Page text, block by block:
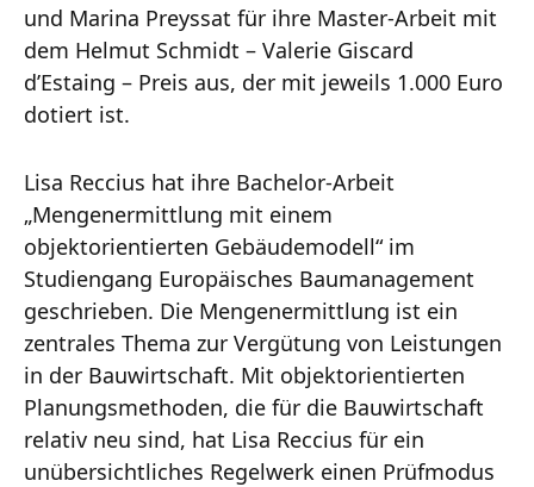
und Marina Preyssat für ihre Master-Arbeit mit
dem Helmut Schmidt – Valerie Giscard
d’Estaing – Preis aus, der mit jeweils 1.000 Euro
dotiert ist.
Lisa Reccius hat ihre Bachelor-Arbeit
„Mengenermittlung mit einem
objektorientierten Gebäudemodell“ im
Studiengang Europäisches Baumanagement
geschrieben. Die Mengenermittlung ist ein
zentrales Thema zur Vergütung von Leistungen
in der Bauwirtschaft. Mit objektorientierten
Planungsmethoden, die für die Bauwirtschaft
relativ neu sind, hat Lisa Reccius für ein
unübersichtliches Regelwerk einen Prüfmodus